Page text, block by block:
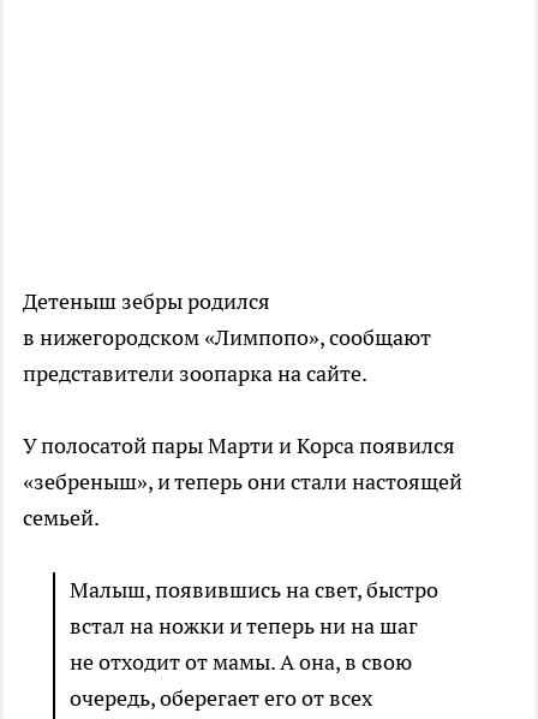
Детеныш зебры родился
в нижегородском «Лимпопо», сообщают
представители зоопарка на сайте.
У полосатой пары Марти и Корса появился
«зебреныш», и теперь они стали настоящей
семьей.
Малыш, появившись на свет, быстро
встал на ножки и теперь ни на шаг
не отходит от мамы. А она, в свою
очередь, оберегает его от всех